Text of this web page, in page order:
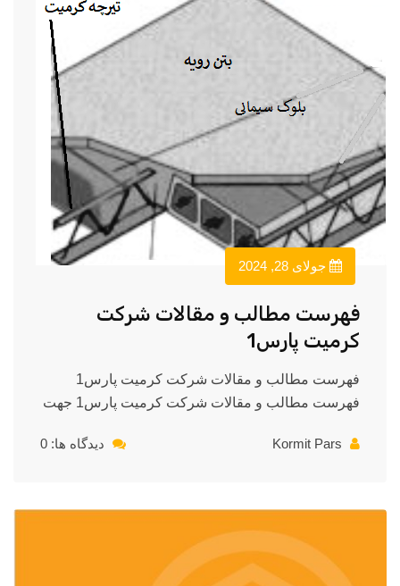
جولای 28, 2024
فهرست مطالب و مقالات شرکت
کرمیت پارس1
فهرست مطالب و مقالات شرکت کرمیت پارس1
فهرست مطالب و مقالات شرکت کرمیت پارس1 جهت
Kormit Pars دیدگاه ها: 0